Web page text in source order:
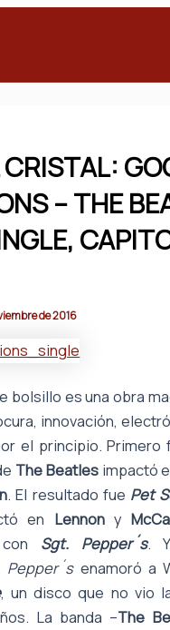
– THE
de 2016
bolsillo es una obra
innovación,
el principio. Primero
The Beatlesimpactó
. El resultado fue Pet
en Lennony
Sgt. Pepper´s.
Pepper´senamoró a
, un disco que no vio
La banda –The